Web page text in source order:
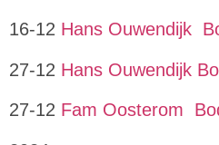
16-12 Hans Ouwendijk
27-12 Hans Ouwendijk
27-12 Fam Oosterom